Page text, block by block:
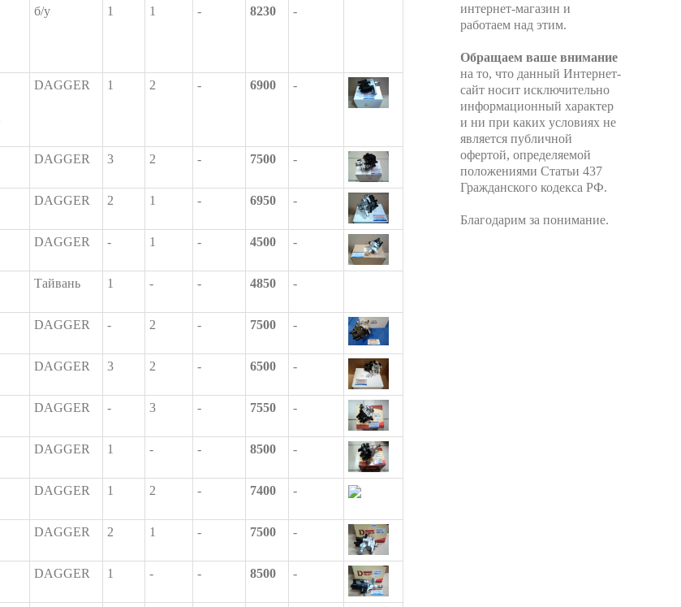
б/у 1 1 - 8230 -
DAGGER 1 2 - 6900 -
DAGGER 3 2 - 7500 -
DAGGER 2 1 - 6950 -
DAGGER - 1 - 4500 -
Тайвань 1 - - 4850 -
DAGGER - 2 - 7500 -
DAGGER 3 2 - 6500 -
DAGGER - 3 - 7550 -
DAGGER 1 - - 8500 -
DAGGER 1 2 - 7400 -
DAGGER 2 1 - 7500 -
DAGGER 1 - - 8500 -
интернет-магазин и
работаем над этим.
Обращаем ваше внимание
на то, что данный Интернет-
сайт носит исключительно
информационный характер
и ни при каких условиях не
является публичной
офертой, определяемой
положениями Статьи 437
Гражданского кодекса РФ.
Благодарим за понимание.